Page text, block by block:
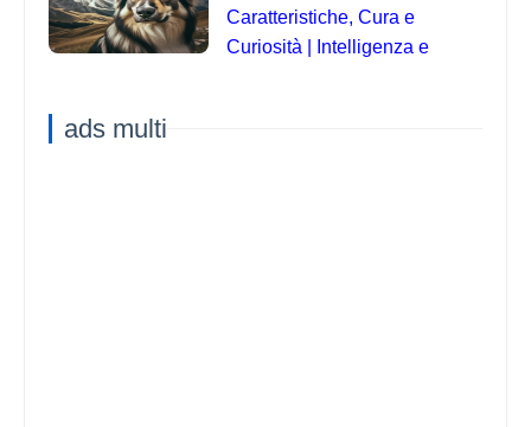
Caratteristiche, Cura e
Curiosità | Intelligenza e
ads multi